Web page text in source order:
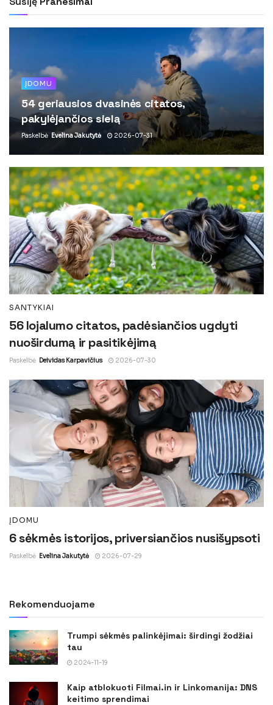
ĮDOMU
54 geriausios dvasinės citatos,
pakylėjančios sielą
Paskelbė Evelina Jakutytė 2026-07-31
SANTYKIAI
56 lojalumo citatos, padėsiančios ugdyti
nuoširdumą ir pasitikėjimą
Paskelbė Deividas Karpavičius 2026-07-30
ĮDOMU
6 sėkmės istorijos, priversiančios nusišypsoti
Paskelbė Evelina Jakutytė 2026-07-29
Rekomenduojame
Trumpi sėkmės palinkėjimai: širdingi žodžiai
tau
2024-11-19
Kaip atblokuoti Filmai.in ir Linkomanija: DNS
keitimo sprendimai